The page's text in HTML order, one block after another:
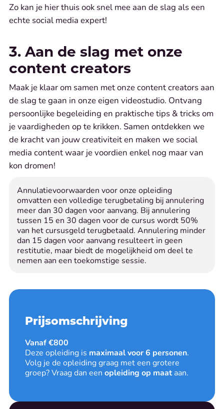
Zo kan je hier thuis ook snel mee aan de slag als een
echte social media expert!
3. Aan de slag met onze
content creators
Maak je klaar om samen met onze content creators aan
de slag te gaan in onze eigen videostudio. Ontvang
persoonlijke begeleiding en praktische tips & tricks om
je vaardigheden op te krikken. Samen ontdekken we
de kracht van jouw creativiteit en maken we social
media content waar je voordien enkel nog maar van
kon dromen!
Annulatievoorwaarden voor onze opleiding
omvatten een volledige terugbetaling bij annulering
meer dan 30 dagen voor aanvang. Bij annulering
tussen 15 en 30 dagen voor de cursus wordt 50%
van het cursusgeld terugbetaald. Annulering minder
dan 15 dagen voor aanvang resulteert in geen
restitutie, maar biedt de mogelijkheid om deel te
nemen aan een toekomstige sessie.
Prijsomschrijving
Vanaf €800
Deze opleiding is maximaal voor 6 personen.
Volg je de opleiding graag met een grotere
groep? Vraag dan een opleiding op maataan.